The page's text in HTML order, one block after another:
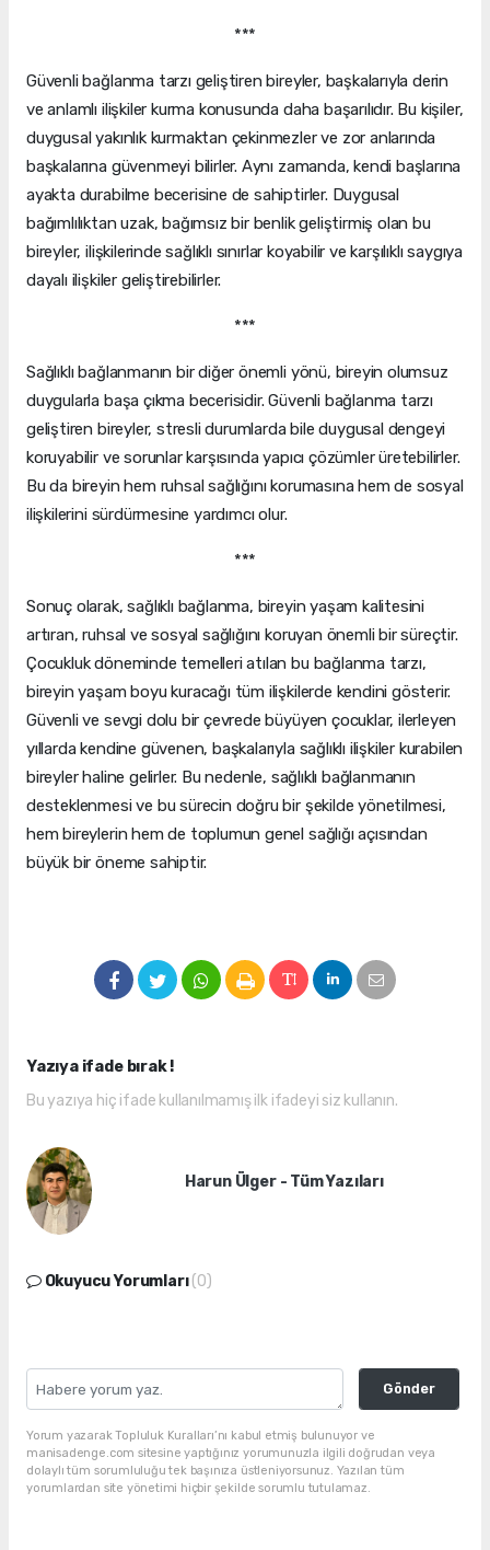
***
Güvenli bağlanma tarzı geliştiren bireyler, başkalarıyla derin
ve anlamlı ilişkiler kurma konusunda daha başarılıdır. Bu kişiler,
duygusal yakınlık kurmaktan çekinmezler ve zor anlarında
başkalarına güvenmeyi bilirler. Aynı zamanda, kendi başlarına
ayakta durabilme becerisine de sahiptirler. Duygusal
bağımlılıktan uzak, bağımsız bir benlik geliştirmiş olan bu
bireyler, ilişkilerinde sağlıklı sınırlar koyabilir ve karşılıklı saygıya
dayalı ilişkiler geliştirebilirler.
***
Sağlıklı bağlanmanın bir diğer önemli yönü, bireyin olumsuz
duygularla başa çıkma becerisidir. Güvenli bağlanma tarzı
geliştiren bireyler, stresli durumlarda bile duygusal dengeyi
koruyabilir ve sorunlar karşısında yapıcı çözümler üretebilirler.
Bu da bireyin hem ruhsal sağlığını korumasına hem de sosyal
ilişkilerini sürdürmesine yardımcı olur.
***
Sonuç olarak, sağlıklı bağlanma, bireyin yaşam kalitesini
artıran, ruhsal ve sosyal sağlığını koruyan önemli bir süreçtir.
Çocukluk döneminde temelleri atılan bu bağlanma tarzı,
bireyin yaşam boyu kuracağı tüm ilişkilerde kendini gösterir.
Güvenli ve sevgi dolu bir çevrede büyüyen çocuklar, ilerleyen
yıllarda kendine güvenen, başkalarıyla sağlıklı ilişkiler kurabilen
bireyler haline gelirler. Bu nedenle, sağlıklı bağlanmanın
desteklenmesi ve bu sürecin doğru bir şekilde yönetilmesi,
hem bireylerin hem de toplumun genel sağlığı açısından
büyük bir öneme sahiptir.
Yazıya ifade bırak !
Bu yazıya hiç ifade kullanılmamış ilk ifadeyi siz kullanın.
Harun Ülger - Tüm Yazıları
Okuyucu Yorumları(0)
Gönder
Yorum yazarak Topluluk Kuralları’nı kabul etmiş bulunuyor ve
manisadenge.com sitesine yaptığınız yorumunuzla ilgili doğrudan veya
dolaylı tüm sorumluluğu tek başınıza üstleniyorsunuz. Yazılan tüm
yorumlardan site yönetimi hiçbir şekilde sorumlu tutulamaz.